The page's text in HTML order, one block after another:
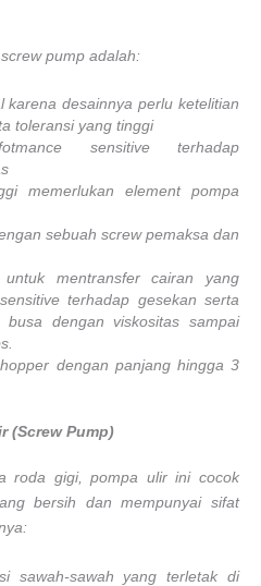
pump adalah:
karena desainnya perlu ketelitian
toleransi yang tinggi
sensitive terhadap
memerlukan element pompa
sebuah screw pemaksa dan
untuk mentransfer cairan yang
terhadap gesekan serta
busa dengan viskositas sampai
dengan panjang hingga 3
(Screw Pump)
roda gigi, pompa ulir ini cocok
bersih dan mempunyai sifat
sawah-sawah yang terletak di